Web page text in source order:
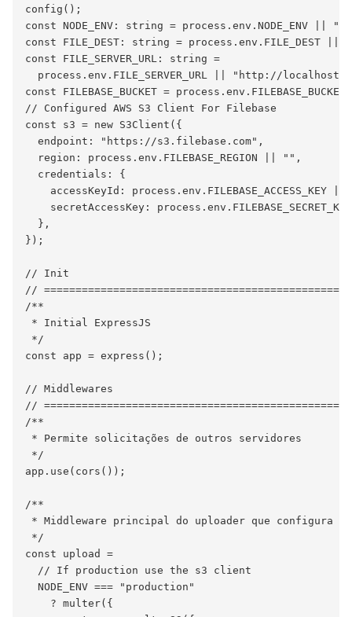
config();
const NODE_ENV: string = process.env.NODE_ENV ||
const FILE_DEST: string = process.env.FILE_DEST ||
const FILE_SERVER_URL: string =
process.env.FILE_SERVER_URL || "http://
const FILEBASE_BUCKET =
// Configured AWS S3 Client For Filebase
const s3 = new S3Client({
  endpoint: "https://s3.filebase.com",
  region: process.env.FILEBASE_REGION || "",
  credentials: {
accessKeyId: process.env.FILEBASE_ACCESS_KEY ||
secretAccessKey:
  },
});
// Init
//
/**
* Initial ExpressJS
*/
const app = express();
// Middlewares
//
/**
* Permite solicitações de outros servidores
*/
app.use(cors());
/**
* Middleware principal do uploader que configura
*/
const upload =
  // If production use the s3 client
  NODE_ENV === "production"
    ? multer({